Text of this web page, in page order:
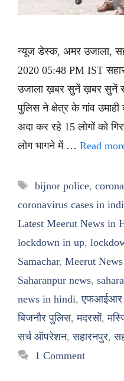
न्यूज डेस्क, अमर उजाला,
2020 05:48 PM IST
उजाला ख़बर सुनें ख़बर सुनें
पुलिस ने क्षेत्र के गांव
अदा कर रहे 15 लोगों को
लोग भागने में … Read
Tags
bijnor police,
coronavirus cases in
Latest Meerut News in
lockdown in up,
Samachar, Meerut
Saharanpur news,
news in hindi,एफआईआर
बिजनौर पुलिस,मदरसों,
सर्च ऑपरेशन,सहारनपुर,
1 Comment